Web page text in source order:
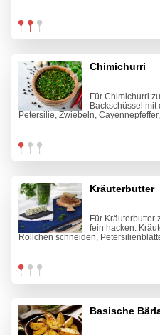
Chimichurri
Für Chimichurri
Backschüssel
Petersilie, Zwiebeln,
Kräuterbutter
Für Kräuterbutter
fein hacken.
Röllchen schneiden,
Basische